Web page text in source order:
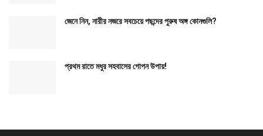
জেনে নিন, নারীর নজরে সবচেয়ে পছন্দের পুরুষ অঙ্গ কোনগুলি?
প্রথম রাতে মধুর সহবাসের গোপন উপায়!